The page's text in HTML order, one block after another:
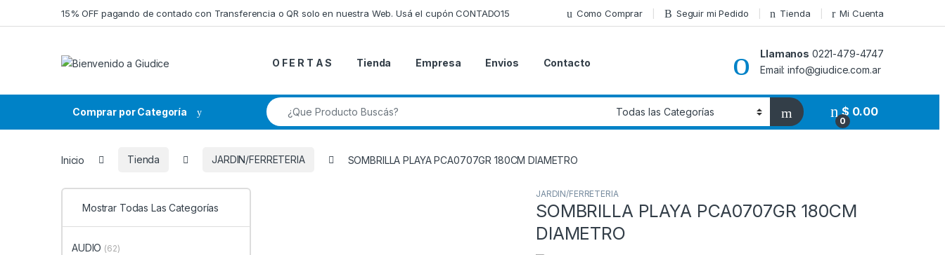
15% OFF pagando de contado con Transferencia o QR solo en nuestra Web. Usá el cupón CONTADO15 Como Comprar Seguir mi Pedido Tienda Mi Cuenta
O F E R T A S Tienda Empresa Envios Contacto
Llamanos 0221-479-4747
Email: info@giudice.com.ar
Comprar por Categoría
Búsqueda de:
0
$ 0.00
Inicio Tienda JARDIN/FERRETERIA SOMBRILLA PLAYA PCA0707GR 180CM DIAMETRO
JARDIN/FERRETERIA
SOMBRILLA PLAYA PCA0707GR 180CM
DIAMETRO
Mostrar Todas Las Categorías
AUDIO (62)